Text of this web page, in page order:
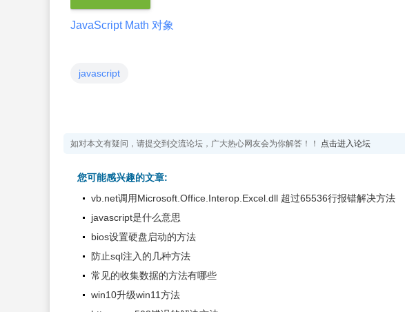
JavaScript Math 对象
javascript
如对本文有疑问，请提交到交流论坛，广大热心网友会为你解答！！ 点击进入论坛
您可能感兴趣的文章:
vb.net调用Microsoft.Office.Interop.Excel.dll 超过65536行报错解决方法
javascript是什么意思
bios设置硬盘启动的方法
防止sql注入的几种方法
常见的收集数据的方法有哪些
win10升级win11方法